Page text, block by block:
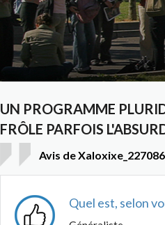
UN PROGRAMME
FRÔLE PARFOIS
Avis de
Quel est, selon